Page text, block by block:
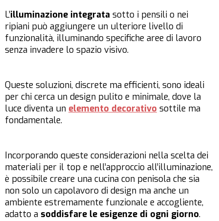
L’illuminazione integrata sotto i pensili o nei
ripiani può aggiungere un ulteriore livello di
funzionalità, illuminando specifiche aree di lavoro
senza invadere lo spazio visivo.
Queste soluzioni, discrete ma efficienti, sono ideali
per chi cerca un design pulito e minimale, dove la
luce diventa un elemento decorativo sottile ma
fondamentale.
Incorporando queste considerazioni nella scelta dei
materiali per il top e nell’approccio all’illuminazione,
è possibile creare una cucina con penisola che sia
non solo un capolavoro di design ma anche un
ambiente estremamente funzionale e accogliente,
adatto a soddisfare le esigenze di ogni giorno.